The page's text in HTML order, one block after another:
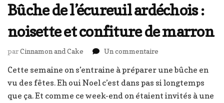
Bûche de l’écureuil ardéchois :
noisette et confiture de marron
parCinnamon and Cake Un commentaire
de
l’écureuil
ardéchois
Cette semaine on s’entraine à préparer une bûche en
vu des fêtes. Eh oui Noel c’est dans pas si longtemps
que ça. Et comme ce week-end on étaient invités à une